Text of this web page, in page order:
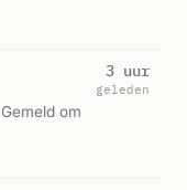
om
3 uur
geleden